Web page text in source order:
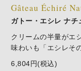
Gâteau Échiré
ガトー・エシレ ナチ
クリームの半量がエ
味わいも「エシレそ
6,804円(税込)